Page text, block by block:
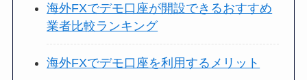
海外FXでデモ口座が開設できるおすすめ
業者比較ランキング
海外FXでデモ口座を利用するメリット